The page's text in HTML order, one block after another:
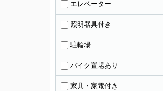
エレベーター
照明器具付き
駐輪場
バイク置場あり
家具・家電付き